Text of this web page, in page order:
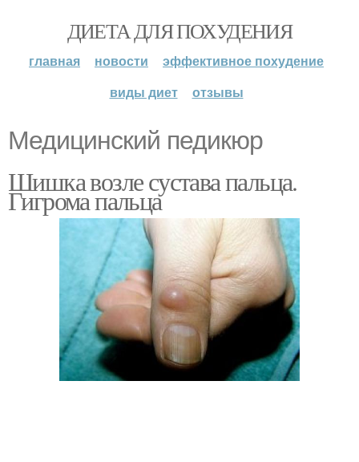
ДИЕТА ДЛЯ ПОХУДЕНИЯ
главная новости
эффективное похудение
виды диет
отзывы
Медицинский педикюр
Шишка возле сустава пальца.
Гигрома пальца